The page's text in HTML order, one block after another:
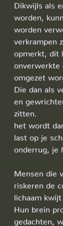
Dikwijls als
worden,
worden
verkrampen
opmerkt, dit
onverwerkte
omgezet
Die dan als
en
zitten.
het wordt
last op je
onderrug, je
Mensen die
riskeren de
lichaam kwijt
Hun brein
gedachten,